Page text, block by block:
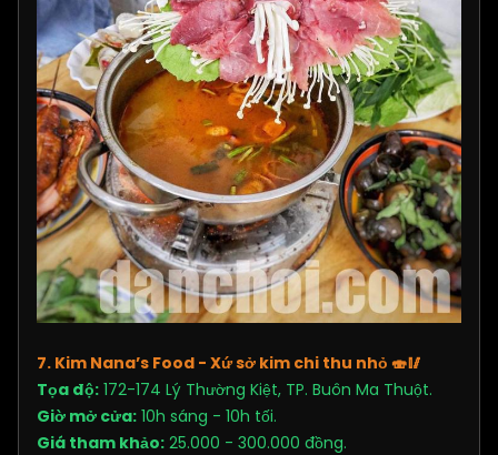
7. Kim Nana’s Food - Xứ sở kim chi thu nhỏ 🍣🥢
Tọa độ: 172-174 Lý Thường Kiệt, TP. Buôn Ma Thuột.
Giờ mở cửa: 10h sáng - 10h tối.
Giá tham khảo: 25.000 - 300.000 đồng.